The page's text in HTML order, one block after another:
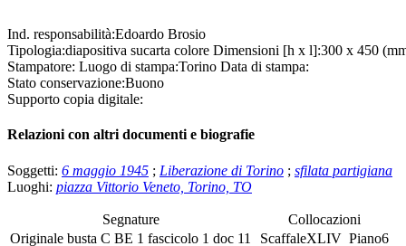
Ind. responsabilità:Edoardo Brosio
Tipologia:diapositiva sucarta colore Dimensioni [h x l]:300 x 450
Stampatore: Luogo di stampa:Torino Data di stampa:
Stato conservazione:Buono
Supporto copia digitale:
Relazioni con altri documenti e biografie
Soggetti: 6 maggio 1945 ; Liberazione di Torino ; sfilata partigiana
Luoghi: piazza Vittorio Veneto, Torino, TO
Segnature
Originale busta C BE 1 fascicolo 1 doc 11
Collocazioni
ScaffaleXLIV Piano6